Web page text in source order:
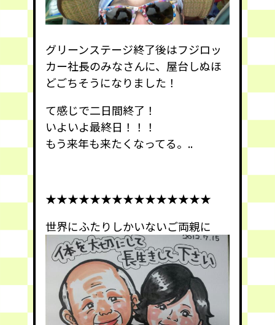
グリーンステージ終了後はフジロッ
カー社長のみなさんに、屋台しぬほ
どごちそうになりました！
て感じで二日間終了！
いよいよ最終日！！！
もう来年も来たくなってる。..
★★★★★★★★★★★★★★★
世界にふたりしかいないご両親に